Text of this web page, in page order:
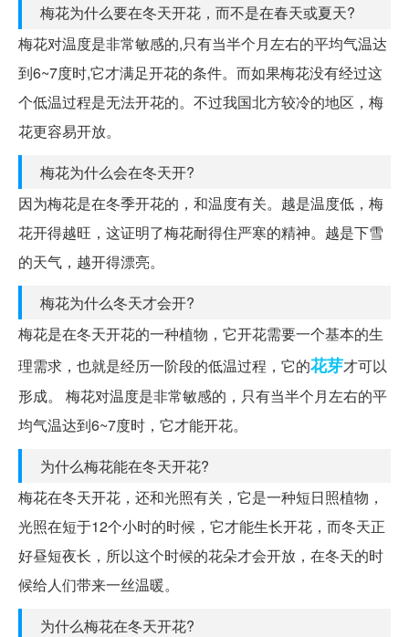
梅花为什么要在冬天开花，而不是在春天或夏天?
梅花对温度是非常敏感的,只有当半个月左右的平均气温达
到6~7度时,它才满足开花的条件。而如果梅花没有经过这
个低温过程是无法开花的。不过我国北方较冷的地区，梅
花更容易开放。
梅花为什么会在冬天开?
因为梅花是在冬季开花的，和温度有关。越是温度低，梅
花开得越旺，这证明了梅花耐得住严寒的精神。越是下雪
的天气，越开得漂亮。
梅花为什么冬天才会开?
梅花是在冬天开花的一种植物，它开花需要一个基本的生
理需求，也就是经历一阶段的低温过程，它的花芽才可以
形成。 梅花对温度是非常敏感的，只有当半个月左右的平
均气温达到6~7度时，它才能开花。
为什么梅花能在冬天开花?
梅花在冬天开花，还和光照有关，它是一种短日照植物，
光照在短于12个小时的时候，它才能生长开花，而冬天正
好昼短夜长，所以这个时候的花朵才会开放，在冬天的时
候给人们带来一丝温暖。
为什么梅花在冬天开花?